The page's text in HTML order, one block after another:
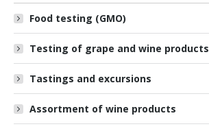
Food testing (GMO)
Testing of grape and wine products
Tastings and excursions
Assortment of wine products